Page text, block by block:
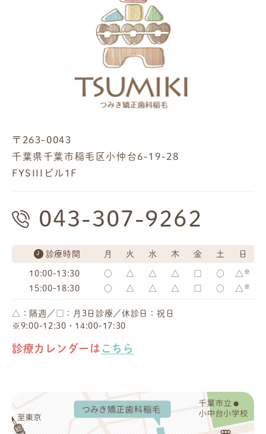
〒263-0043
千葉県千葉市稲毛区小仲台6-19-28
FYSIIIビル1F
043-307-9262
診療時間 月 火 水 木 金 土 日
10:00-13:30 ○ △ △ △ ○ △ ※
15:00-18:30 ○ △ △ △ ○ △ ※
△：隔週／□：月3日診療／休診日：祝日
※9:00-12:30・14:00-17:30
診療カレンダーは こちら